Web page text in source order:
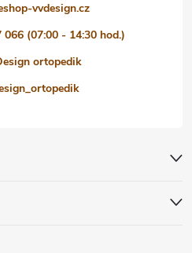
vvdesign.cz
066 (07:00 - 14:30 hod.)
ortopedik